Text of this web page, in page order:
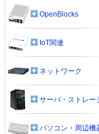
OpenBlocks
IoT関連
ネットワーク
サーバ・ストレー
パソコン・周辺機